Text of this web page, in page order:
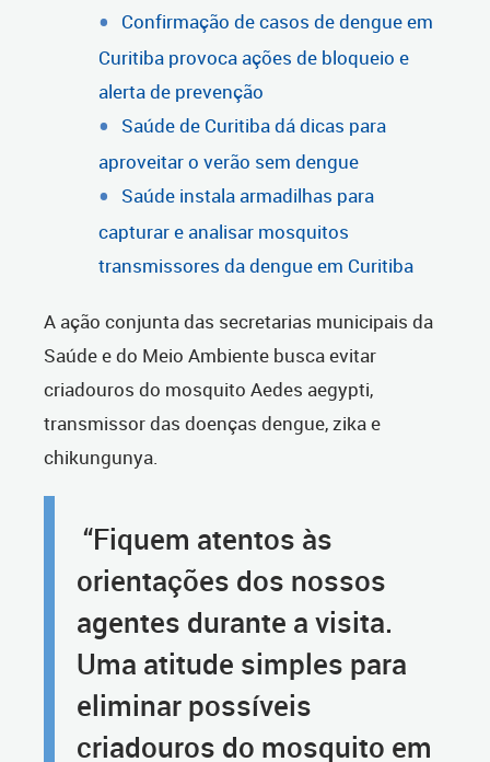
Confirmação de casos de dengue em
Curitiba provoca ações de bloqueio e
alerta de prevenção
Saúde de Curitiba dá dicas para
aproveitar o verão sem dengue
Saúde instala armadilhas para
capturar e analisar mosquitos
transmissores da dengue em Curitiba
A ação conjunta das secretarias municipais da
Saúde e do Meio Ambiente busca evitar
criadouros do mosquito Aedes aegypti,
transmissor das doenças dengue, zika e
chikungunya.
“Fiquem atentos às
orientações dos nossos
agentes durante a visita.
Uma atitude simples para
eliminar possíveis
criadouros do mosquito em